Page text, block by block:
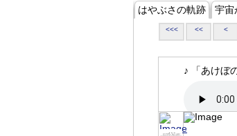
はやぶさの軌跡 宇宙
<<< << <
♪ 「あけぼの